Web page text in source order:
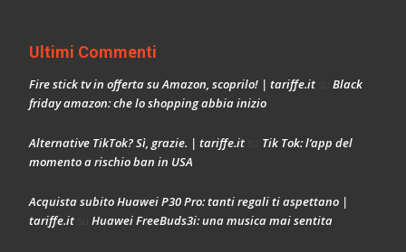
Ultimi Commenti
Fire stick tv in offerta su Amazon, scoprilo! | tariffe.it
Black
friday amazon: che lo shopping abbia inizio
Alternative TikTok? Sì, grazie. | tariffe.it
Tik Tok: l’app del
momento a rischio ban in USA
Acquista subito Huawei P30 Pro: tanti regali ti aspettano |
tariffe.it
Huawei FreeBuds3i: una musica mai sentita